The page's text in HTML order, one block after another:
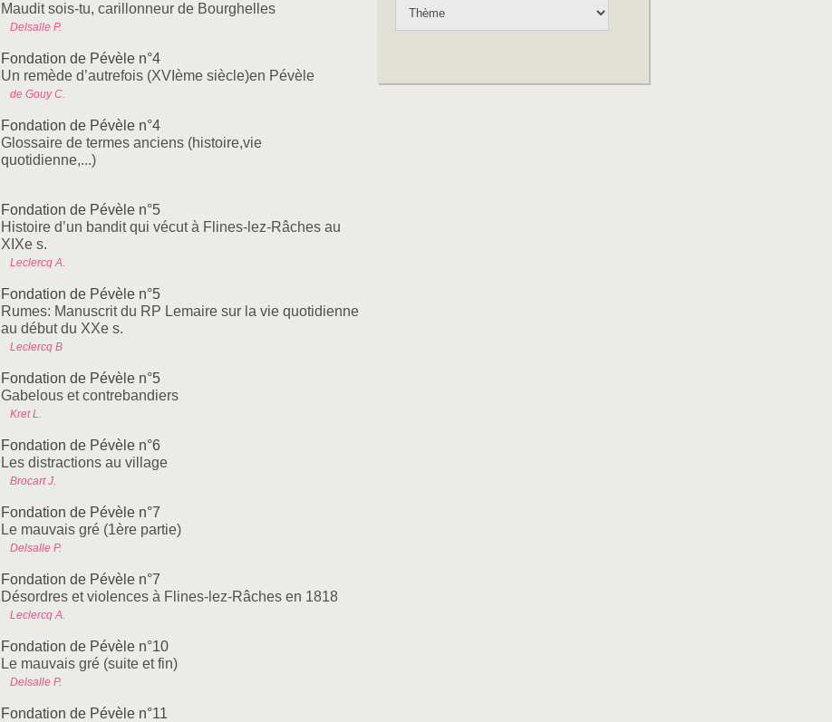
Maudit sois-tu, carillonneur de Bourghelles
Delsalle P.
Fondation de Pévèle n°4
Un remède d’autrefois (XVIème siècle)en Pévèle
de Gouy C.
Fondation de Pévèle n°4
Glossaire de termes anciens (histoire,vie
quotidienne,...)
Fondation de Pévèle n°5
Histoire d’un bandit qui vécut à Flines-lez-Râches au
XIXe s.
Leclercq A.
Fondation de Pévèle n°5
Rumes: Manuscrit du RP Lemaire sur la vie quotidienne
au début du XXe s.
Leclercq B
Fondation de Pévèle n°5
Gabelous et contrebandiers
Kret L.
Fondation de Pévèle n°6
Les distractions au village
Brocart J.
Fondation de Pévèle n°7
Le mauvais gré (1ère partie)
Delsalle P.
Fondation de Pévèle n°7
Désordres et violences à Flines-lez-Râches en 1818
Leclercq A.
Fondation de Pévèle n°10
Le mauvais gré (suite et fin)
Delsalle P.
Fondation de Pévèle n°11